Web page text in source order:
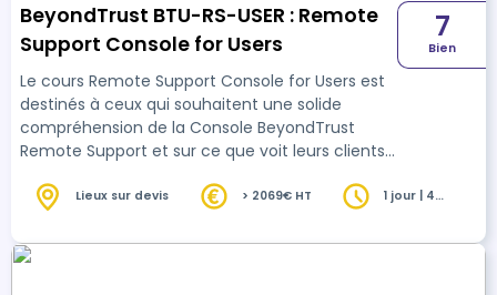
BeyondTrust BTU-RS-USER : Remote
Support Console for Users
Le cours Remote Support Console for Users est
destinés à ceux qui souhaitent une solide
compréhension de la Console BeyondTrust
Remote Support et sur ce que voit leurs clients
cette formation, les participants acquerront des
session, d'outils de dépannage, de gestion de
session et d'autres fonctionnalités d'assistance.
7
Bien
Lieux sur devis > 2069€ HT
1 jour | 4